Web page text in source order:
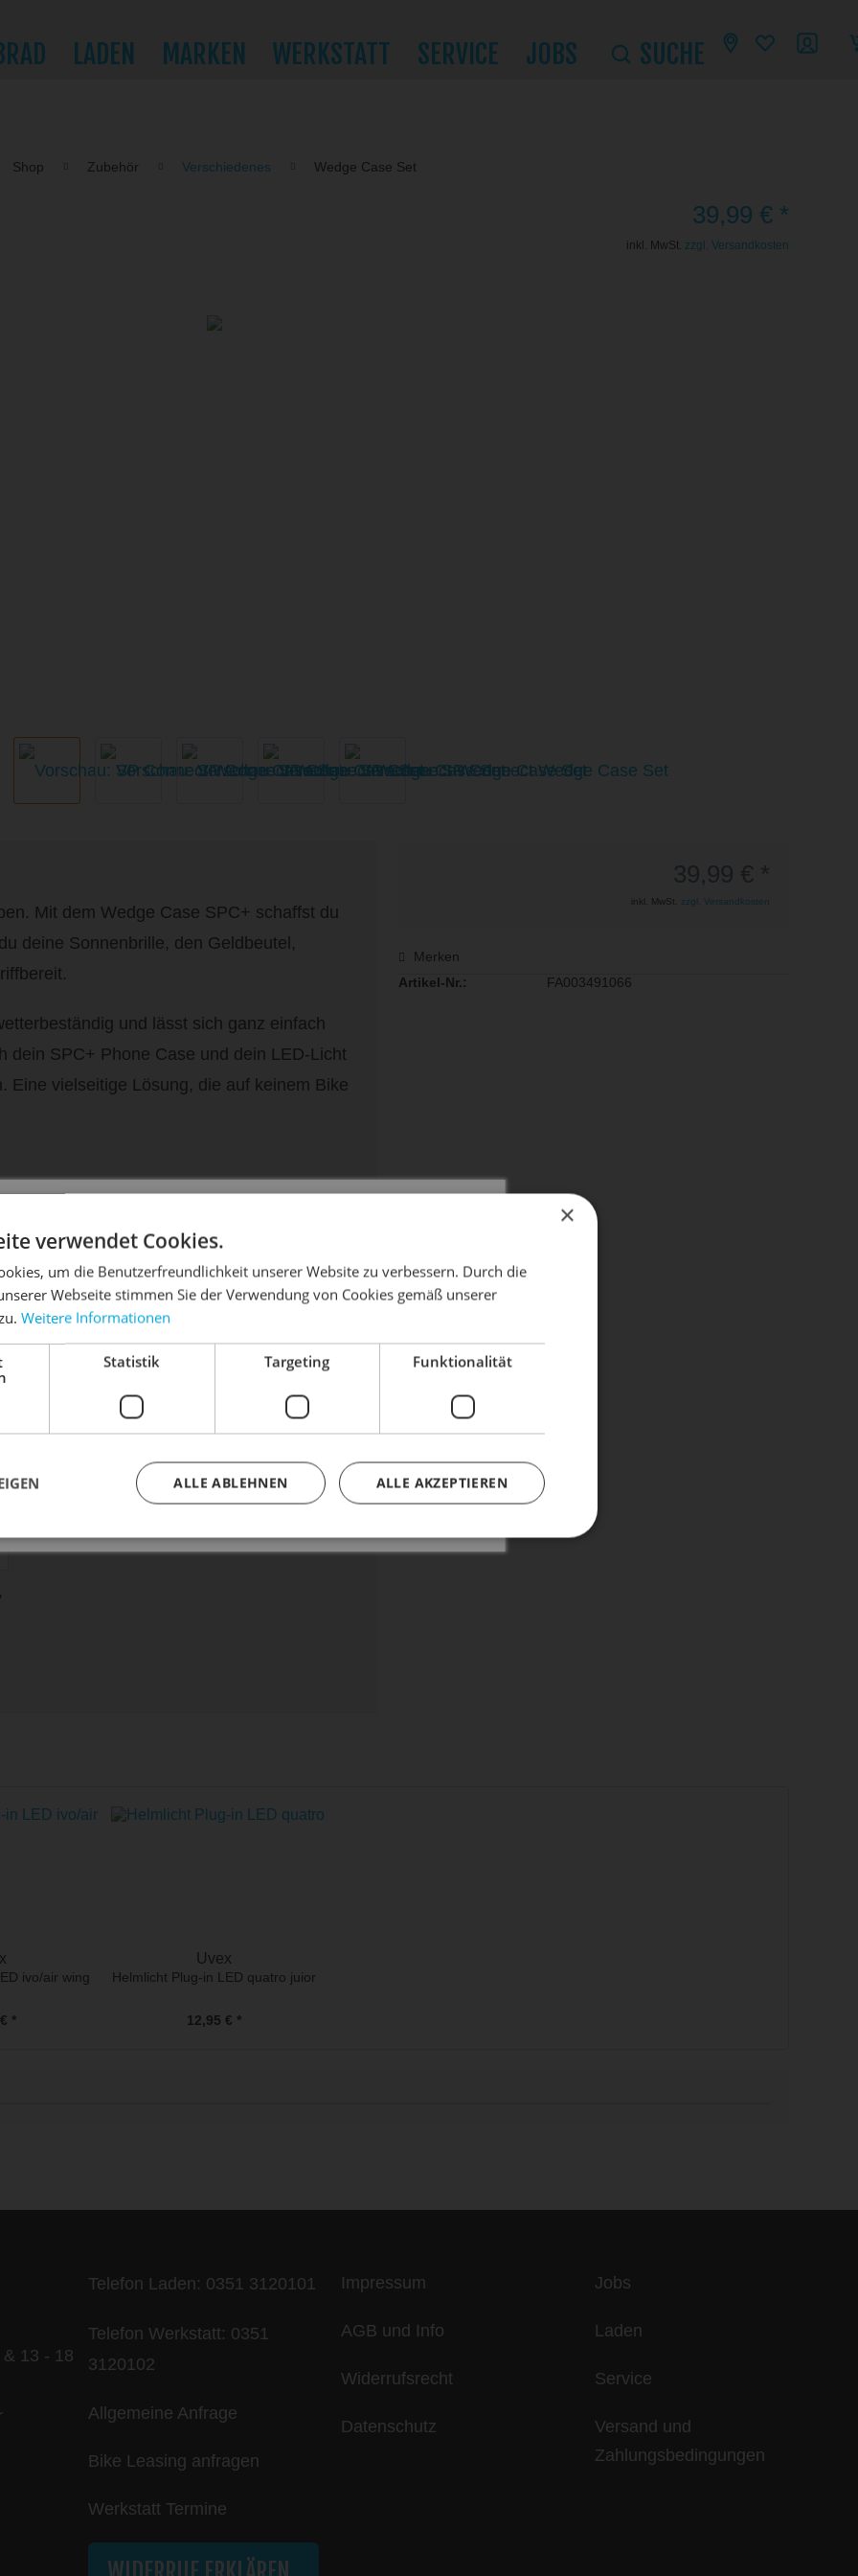
LADEN MARKEN WERKSTATT SERVICE JOBS SUCHE
Shop Zubehör Verschiedenes Wedge Case Set
39,99 € *
inkl. MwSt. zzgl. Versandkosten
inkl. MwSt. zzgl. Versandkosten
Merken
Artikel-Nr.:
FA003491066
Mit dem Wedge Case SPC+ schaffst du
deine Sonnenbrille, den Geldbeutel,
und lässt sich ganz einfach
dein SPC+ Phone Case und dein LED-Licht
Eine vielseitige Lösung, die auf keinem Bike
mm (0.9 – 1.7 Zoll)
ivo/air wing
*
Uvex
Helmlicht Plug-in LED quatro juior
12,95 € *
DIE SONNE LACHT, DEIN RAD ERWACHT
Bike frühlingsfit - gönn ihm den Service, den es verdient!
Dein Bike braucht Service, Wartung oder ein Update?
13 - 18
Telefon Laden: 0351 3120101
Telefon Werkstatt: 0351
3120102
Allgemeine Anfrage
Bike Leasing anfragen
Werkstatt Termine
Impressum
AGB und Info
Widerrufsrecht
Datenschutz
Jobs
Laden
Service
Versand und
Zahlungsbedingungen
×
verwendet Cookies.
um die Benutzerfreundlichkeit unserer Website zu verbessern. Durch die
Webseite stimmen Sie der Verwendung von Cookies gemäß unserer
Weitere Informationen
Statistik Targeting Funktionalität
ALLE AKZEPTIEREN
ALLE ABLEHNEN